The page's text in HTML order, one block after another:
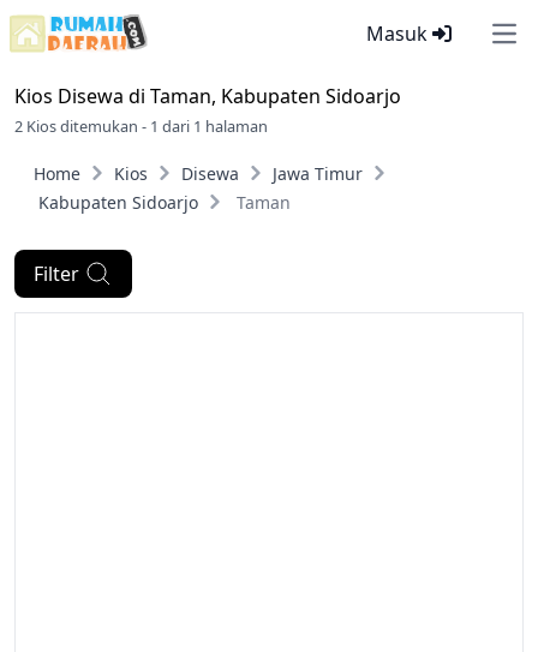
Masuk
Kios Disewa di Taman, Kabupaten Sidoarjo
2 Kios ditemukan - 1 dari 1 halaman
Home Kios Disewa
Jawa Timur
Kabupaten Sidoarjo
Taman
Filter